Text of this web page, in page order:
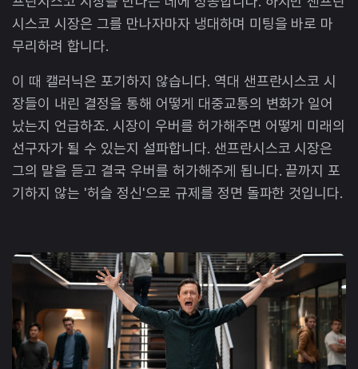
시스코 시장은 그를 만나자마자 냉대하며 미팅을 바로 마
무리하려 합니다.
이 때 캘러닉은 포기하지 않습니다. 역대 샌프란시스코 시
장들이 내린 결정을 통해 어떻게 대중교통의 변화가 일어
났는지 언급하죠. 시장이 우버를 허가해주면 어떻게 미래의
선구자가 될 수 있는지 설파합니다. 샌프란시스코 시장은
그의 말을 듣고 결국 우버를 허가해주게 됩니다. 끝까지 포
기하지 않는 '허슬 정신'으로 규제를 정면 돌파한 것입니다.